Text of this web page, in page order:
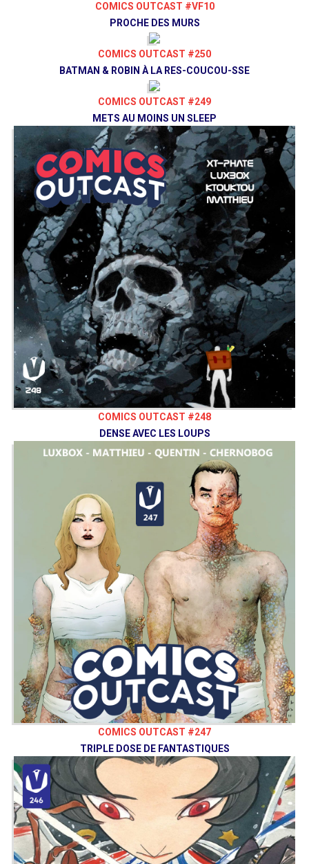
COMICS OUTCAST #VF10
PROCHE DES MURS
COMICS OUTCAST #250
BATMAN & ROBIN À LA RES-COUCOU-SSE
COMICS OUTCAST #249
METS AU MOINS UN SLEEP
COMICS OUTCAST #248
DENSE AVEC LES LOUPS
COMICS OUTCAST #247
TRIPLE DOSE DE FANTASTIQUES